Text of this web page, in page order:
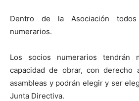
Dentro de la Asociación
numerarios.
Los socios numerarios tendrán
capacidad de obrar, con
asambleas y podrán elegir y ser
Junta Directiva.